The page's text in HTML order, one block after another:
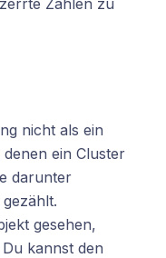
Zahlen zu
nicht als ein
ein Cluster
darunter
gesehen,
kannst den